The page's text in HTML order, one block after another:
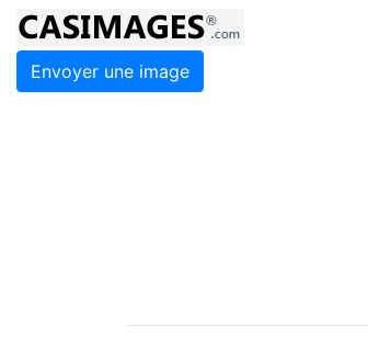
Envoyer une image